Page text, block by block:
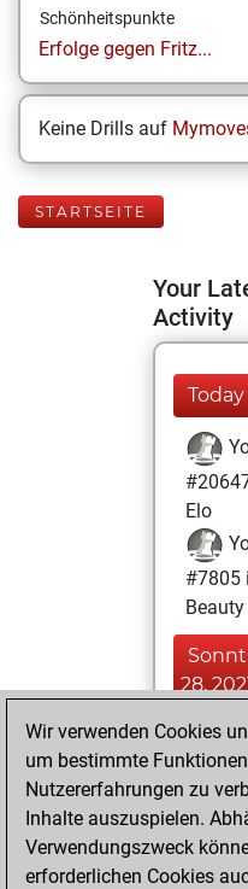
Schönheitspunkte
Erfolge gegen Fritz...
Keine Drills auf
STARTSEITE
Your
Activity
Today
Elo
#7805
Beauty
28,
of
Wir verwenden Cookies
um bestimmte
Nutzererfahrungen zu
Inhalte auszuspielen.
Verwendungszweck
erforderlichen Cookies